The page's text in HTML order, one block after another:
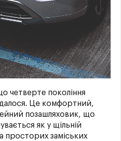
четверте покоління
Це комфортний,
позашляховик, що
як у щільній
просторих заміських